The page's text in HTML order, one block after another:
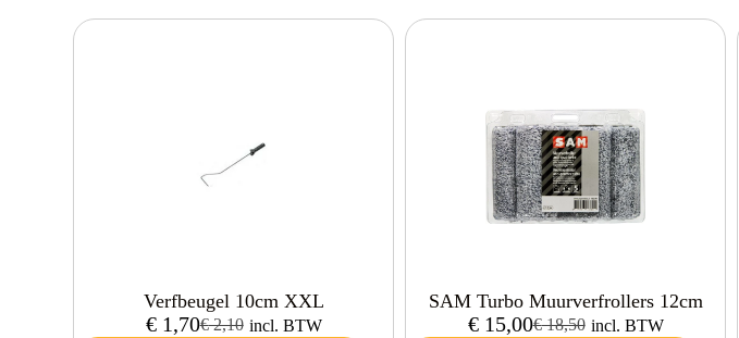
Verfbeugel 10cm XXL
€2,10
€1,70 incl. BTW
SAM Turbo Muurverfrollers 12cm
€18,50
€15,00 incl. BTW